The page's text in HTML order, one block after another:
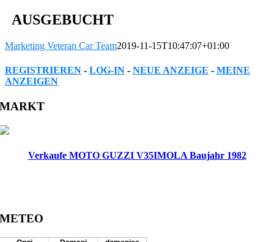
AUSGEBUCHT
Marketing Veteran Car Team2019-11-15T10:47:07+01:00
REGISTRIEREN - LOG-IN - NEUE ANZEIGE - MEINE
ANZEIGEN
Facebook
Twitter
Reddit
LinkedIn
WhatsApp
Tumblr
Pinterest
Vk
Xing
Email
MARKT
Verkaufe MOTO GUZZI V35IMOLA Baujahr 1982
METEO